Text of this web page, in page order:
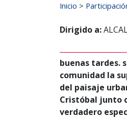
Inicio >
Dirigido a:
buenas tardes.
comunidad la
del paisaje
Cristóbal junto
verdadero